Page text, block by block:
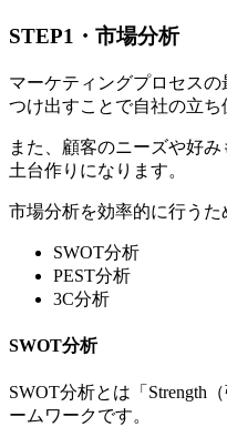
STEP1・市場分析
マーケティングプロセス
つけ出すことで自社の立ち
また、顧客のニーズや好
土台作りになります。
市場分析を効率的に行う
SWOT分析
PEST分析
3C分析
SWOT分析
SWOT分析とは「Strength
ームワークです。